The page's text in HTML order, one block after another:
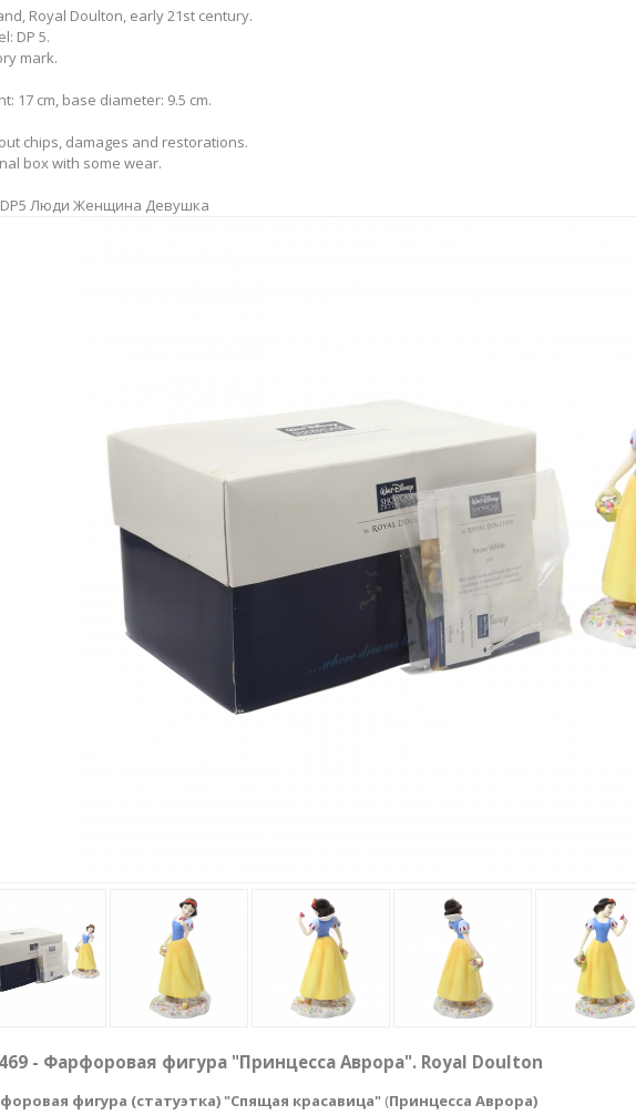
Royal Doulton, early 21st century.
DP 5.
mark.
17 cm, base diameter: 9.5 cm.
chips, damages and restorations.
box with some wear.
Люди Женщина Девушка
- Фарфоровая фигура "Принцесса Аврора". Royal Doulton
фигура (статуэтка) "Спящая красавица" (Принцесса Аврора)